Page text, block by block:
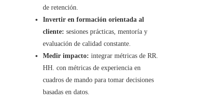
de retención.
Invertir en formación orientada al
cliente: sesiones prácticas, mentoría y
evaluación de calidad constante.
Medir impacto: integrar métricas de RR.
HH. con métricas de experiencia en
cuadros de mando para tomar decisiones
basadas en datos.